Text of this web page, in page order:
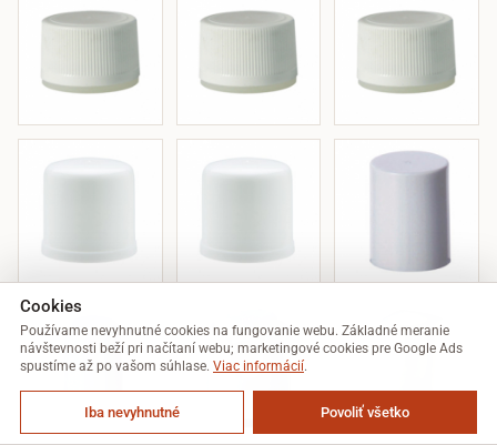
Cookies
Používame nevyhnutné cookies na fungovanie webu. Základné meranie
návštevnosti beží pri načítaní webu; marketingové cookies pre Google Ads
spustíme až po vašom súhlase. Viac informácií.
Iba nevyhnutné Povoliť všetko